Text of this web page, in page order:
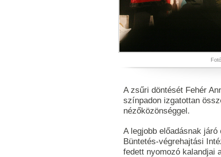
A zsűri döntését Fehér
színpadon izgatottan
nézőközönséggel.
A legjobb előadásnak
Büntetés-végrehajtási
fedett nyomozó kalandjai